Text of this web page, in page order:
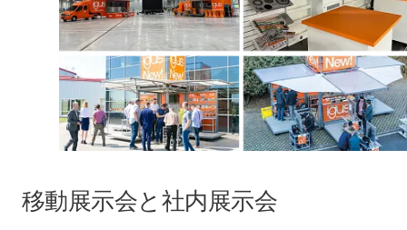
移動展示会と社内展示会